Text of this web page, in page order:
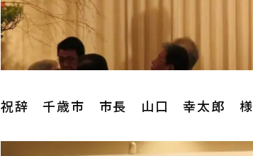
祝辞 千歳市 市長 山口 幸太郎 様